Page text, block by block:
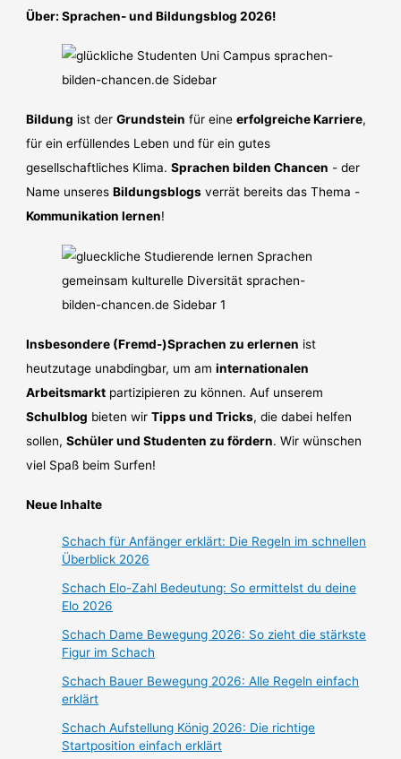
Über: Sprachen- und Bildungsblog 2026!
Bildung ist derGrundstein für eineerfolgreiche Karriere,
für ein erfüllendes Leben und für ein gutes
gesellschaftliches Klima.Sprachen bilden Chancen - der
Name unseresBildungsblogs verrät bereits das Thema -
Kommunikation lernen!
Insbesondere (Fremd-)Sprachen zu erlernen ist
heutzutage unabdingbar, um aminternationalen
Arbeitsmarkt partizipieren zu können. Auf unserem
Schulblog bieten wirTipps und Tricks, die dabei helfen
sollen,Schüler und Studenten zu fördern. Wir wünschen
viel Spaß beim Surfen!
Neue Inhalte
Schach für Anfänger erklärt: Die Regeln im schnellen
Überblick 2026
Schach Elo-Zahl Bedeutung: So ermittelst du deine
Elo 2026
Schach Dame Bewegung 2026: So zieht die stärkste
Figur im Schach
Schach Bauer Bewegung 2026: Alle Regeln einfach
erklärt
Schach Aufstellung König 2026: Die richtige
Startposition einfach erklärt